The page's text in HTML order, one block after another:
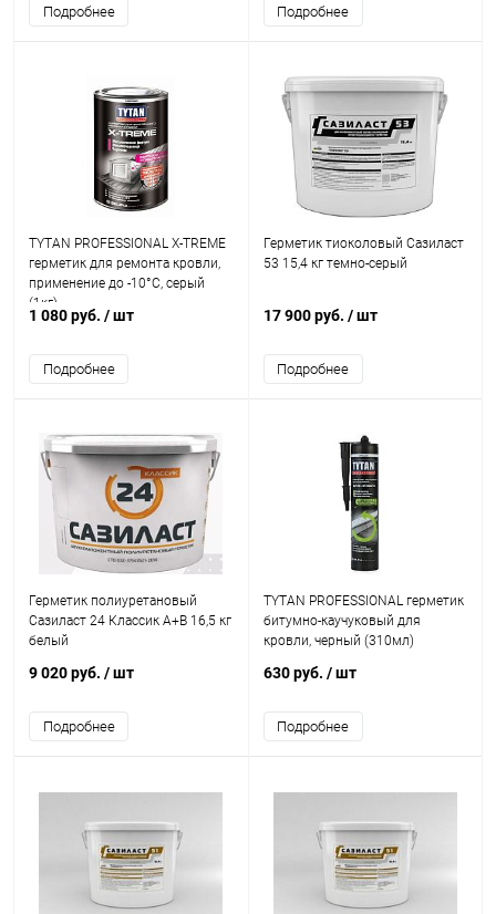
Подробнее Подробнее
TYTAN PROFESSIONAL X-TREME
герметик для ремонта кровли,
применение до -10°C, серый
(1кг)
1 080 руб. / шт
Подробнее
Герметик тиоколовый Сазиласт
53 15,4 кг темно-серый
17 900 руб. / шт
Подробнее
Герметик полиуретановый
Сазиласт 24 Классик A+B 16,5 кг
белый
9 020 руб. / шт
Подробнее
TYTAN PROFESSIONAL герметик
битумно-каучуковый для
кровли, черный (310мл)
630 руб. / шт
Подробнее